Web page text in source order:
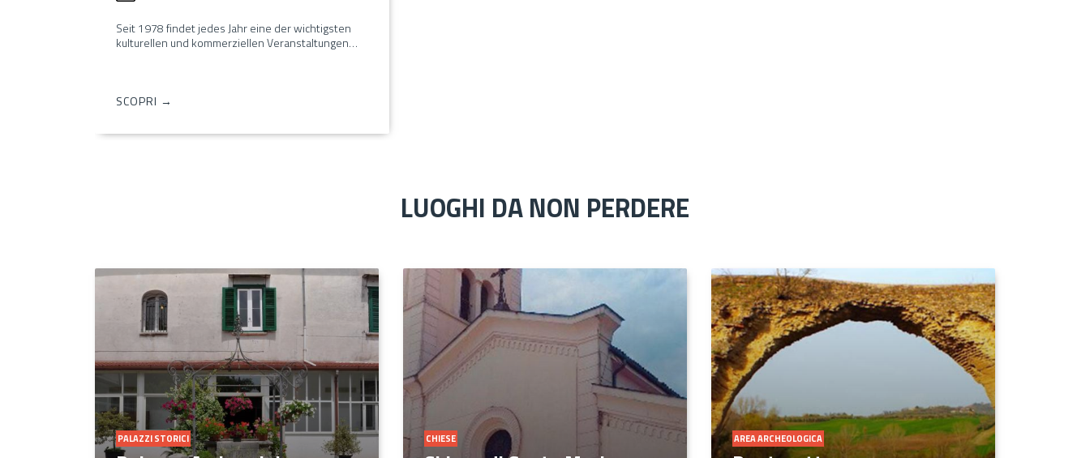
Seit 1978 findet jedes Jahr eine der wichtigsten
kulturellen und kommerziellen Veranstaltungen…
SCOPRI →
LUOGHI DA NON PERDERE
PALAZZI STORICI CHIESE AREA ARCHEOLOGICA